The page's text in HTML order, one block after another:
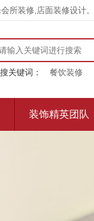
所装修,店面装修设计。
关键词： 餐饮装修
装饰精英团队